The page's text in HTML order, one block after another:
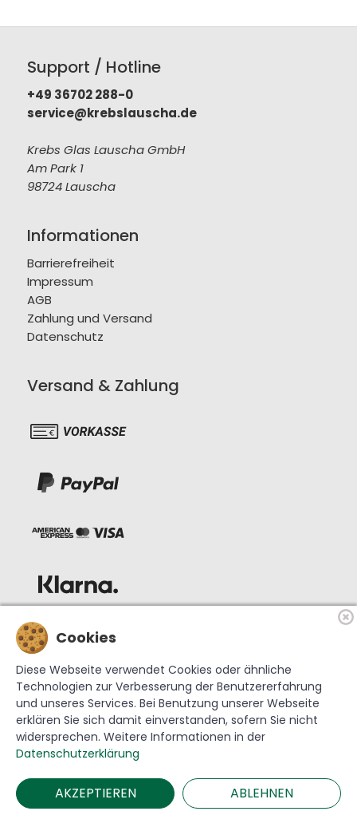
Support / Hotline
+49 36702 288-0
service@krebslauscha.de
Krebs Glas Lauscha GmbH
Am Park 1
98724 Lauscha
Informationen
Barrierefreiheit
Impressum
AGB
Zahlung und Versand
Datenschutz
Versand & Zahlung
© 2026 Krebs Glas Lauscha GmbH
Cookies
Diese Webseite verwendet Cookies oder ähnliche
Technologien zur Verbesserung der Benutzererfahrung
und unseres Services. Bei Benutzung unserer Webseite
erklären Sie sich damit einverstanden, sofern Sie nicht
widersprechen. Weitere Informationen in der
Datenschutzerklärung
AKZEPTIEREN ABLEHNEN